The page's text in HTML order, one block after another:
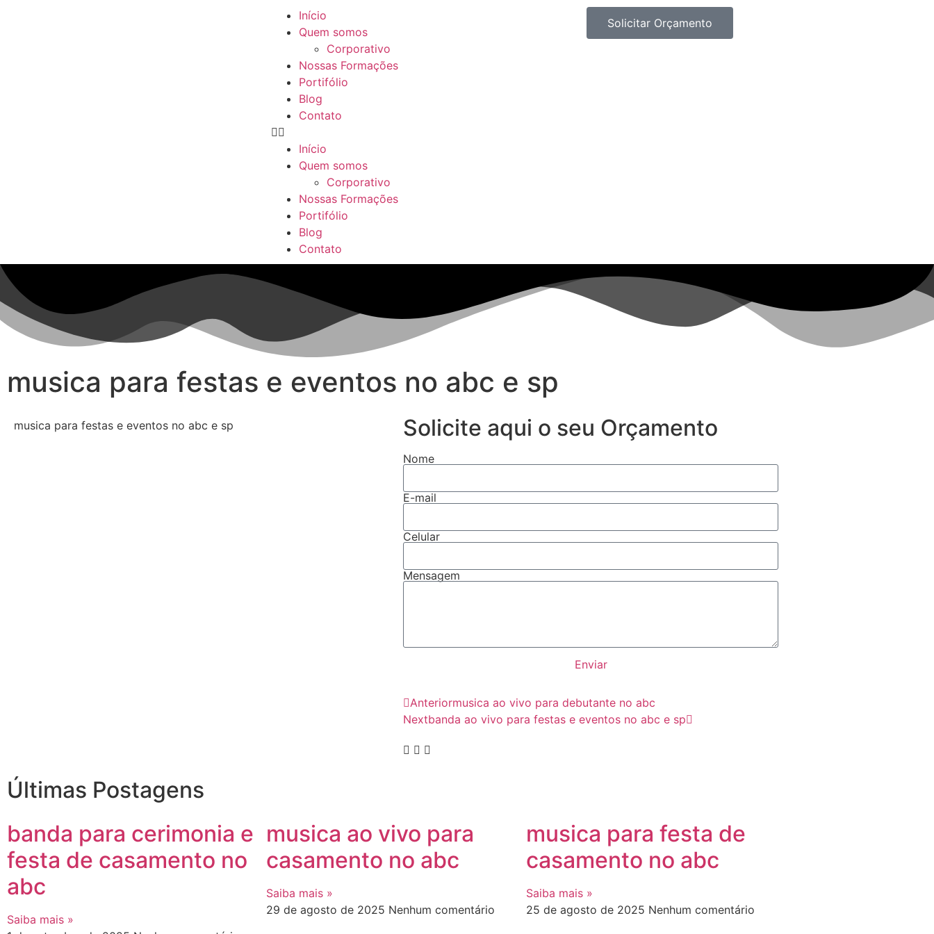
Início
Quem somos
Corporativo
Nossas Formações
Portifólio
Blog
Contato
Início
Quem somos
Corporativo
Nossas Formações
Portifólio
Blog
Contato
Solicitar Orçamento
musica para festas e eventos no abc e sp
musica para festas e eventos no abc e sp Solicite aqui o seu Orçamento
Nome
E-mail
Celular
Mensagem
Enviar
Anteriormusica ao vivo para debutante no abc
Nextbanda ao vivo para festas e eventos no abc e sp
Últimas Postagens
banda para cerimonia e
festa de casamento no
abc
Saiba mais »
musica ao vivo para
casamento no abc
Saiba mais »
29 de agosto de 2025 Nenhum comentário
musica para festa de
casamento no abc
Saiba mais »
25 de agosto de 2025 Nenhum comentário